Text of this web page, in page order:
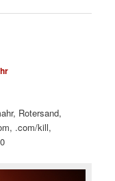
Rotersand,
.com/kill,